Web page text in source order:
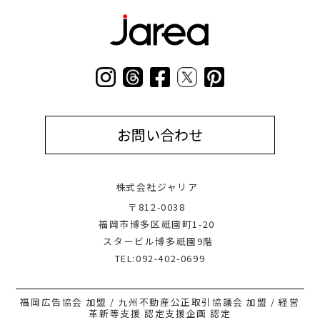
お問い合わせ
株式会社ジャリア
〒812-0038
福岡市博多区祇園町1-20
スタービル博多祇園9階
TEL:092-402-0699
福岡広告協会 加盟 / 九州不動産公正取引協議会 加盟 / 経営
革新等支援 認定支援企画 認定